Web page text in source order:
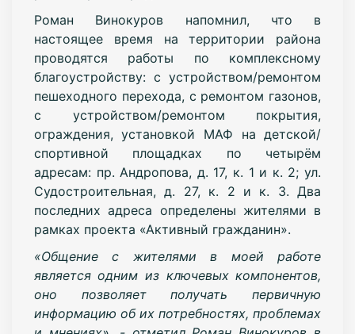
Роман Винокуров напомнил, что в
настоящее время на территории района
проводятся работы по комплексному
благоустройству: с устройством/ремонтом
пешеходного перехода, с ремонтом газонов,
с устройством/ремонтом покрытия,
ограждения, установкой МАФ на детской/
спортивной площадках по четырём
адресам: пр. Андропова, д. 17, к. 1 и к. 2; ул.
Судостроительная, д. 27, к. 2 и к. 3. Два
последних адреса определены жителями в
рамках проекта «Активный гражданин».
«Общение с жителями в моей работе
является одним из ключевых компонентов,
оно позволяет получать первичную
информацию об их потребностях, проблемах